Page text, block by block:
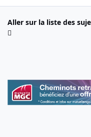
Aller sur la liste des